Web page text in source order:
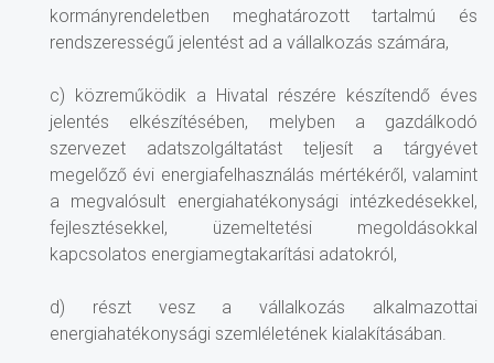
kormányrendeletben meghatározott tartalmú és
rendszerességű jelentést ad a vállalkozás számára,
c) közreműködik a Hivatal részére készítendő éves
jelentés elkészítésében, melyben a gazdálkodó
szervezet adatszolgáltatást teljesít a tárgyévet
megelőző évi energiafelhasználás mértékéről, valamint
a megvalósult energiahatékonysági intézkedésekkel,
fejlesztésekkel, üzemeltetési megoldásokkal
kapcsolatos energiamegtakarítási adatokról,
d) részt vesz a vállalkozás alkalmazottai
energiahatékonysági szemléletének kialakításában.